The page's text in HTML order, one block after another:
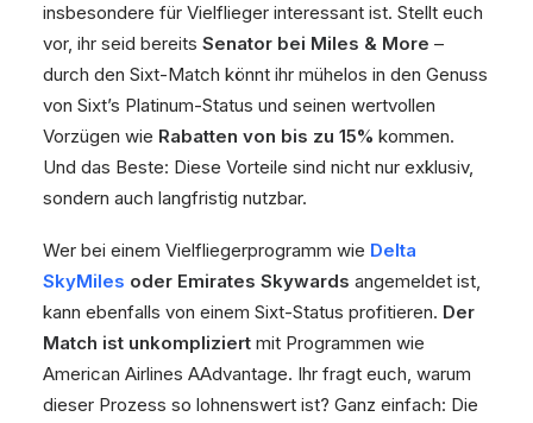
insbesondere für Vielflieger interessant ist. Stellt euch
vor, ihr seid bereits Senator bei Miles & More –
durch den Sixt-Match könnt ihr mühelos in den Genuss
von Sixt’s Platinum-Status und seinen wertvollen
Vorzügen wie Rabatten von bis zu 15% kommen.
Und das Beste: Diese Vorteile sind nicht nur exklusiv,
sondern auch langfristig nutzbar.
Wer bei einem Vielfliegerprogramm wie Delta
SkyMiles oder Emirates Skywards angemeldet ist,
kann ebenfalls von einem Sixt-Status profitieren. Der
Match ist unkompliziert mit Programmen wie
American Airlines AAdvantage. Ihr fragt euch, warum
dieser Prozess so lohnenswert ist? Ganz einfach: Die